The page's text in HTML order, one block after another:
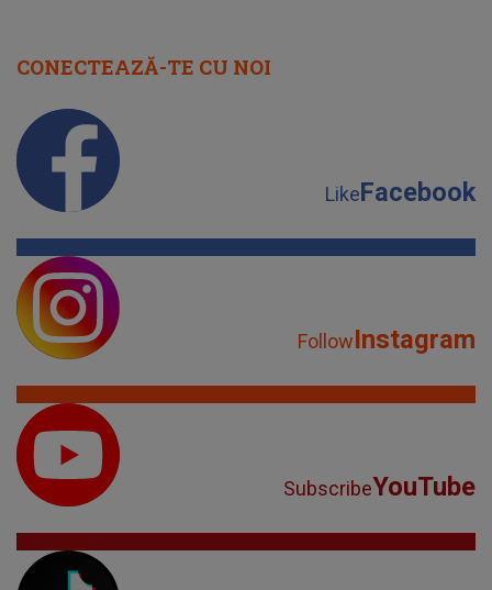
CONECTEAZĂ-TE CU NOI
LikeFacebook
FollowInstagram
SubscribeYouTube